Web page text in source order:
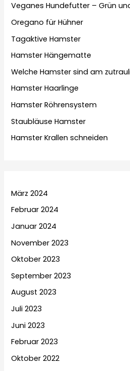
Veganes Hundefutter – Grün
Oregano für Hühner
Tagaktive Hamster
Hamster Hängematte
Welche Hamster sind am
Hamster Haarlinge
Hamster Röhrensystem
Staubläuse Hamster
Hamster Krallen schneiden
März 2024
Februar 2024
Januar 2024
November 2023
Oktober 2023
September 2023
August 2023
Juli 2023
Juni 2023
Februar 2023
Oktober 2022